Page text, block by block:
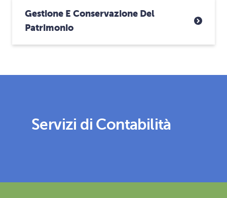
Gestione E Conservazione Del
Patrimonio
Servizi di Contabilità